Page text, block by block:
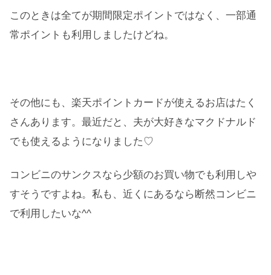
このときは全てが期間限定ポイントではなく、一部通
常ポイントも利用しましたけどね。
その他にも、楽天ポイントカードが使えるお店はたく
さんあります。最近だと、夫が大好きなマクドナルド
でも使えるようになりました♡
コンビニのサンクスなら少額のお買い物でも利用しや
すそうですよね。私も、近くにあるなら断然コンビニ
で利用したいな^^